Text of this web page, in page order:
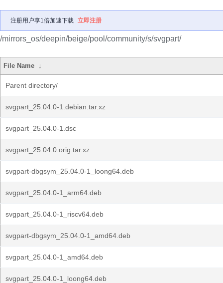
注册用户享1倍加速下载 立即注册
/mirrors_os/deepin/beige/pool/community/s/svgpart/
File Name ↓
Parent directory/
svgpart_25.04.0-1.debian.tar.xz
svgpart_25.04.0-1.dsc
svgpart_25.04.0.orig.tar.xz
svgpart-dbgsym_25.04.0-1_loong64.deb
svgpart_25.04.0-1_arm64.deb
svgpart_25.04.0-1_riscv64.deb
svgpart-dbgsym_25.04.0-1_amd64.deb
svgpart_25.04.0-1_amd64.deb
svgpart_25.04.0-1_loong64.deb